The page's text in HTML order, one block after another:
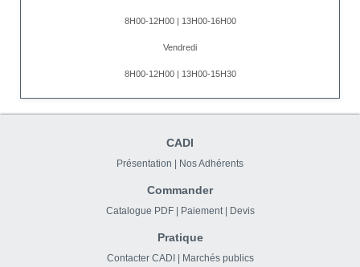
8H00-12H00 | 13H00-16H00
Vendredi
8H00-12H00 | 13H00-15H30
CADI
Présentation | Nos Adhérents
Commander
Catalogue PDF | Paiement | Devis
Pratique
Contacter CADI | Marchés publics